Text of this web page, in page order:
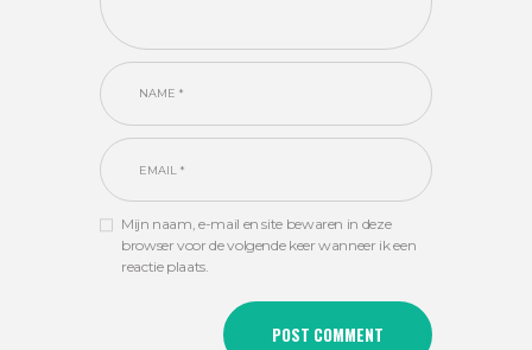
Mijn naam, e-mail en site bewaren in deze
browser voor de volgende keer wanneer ik een
reactie plaats.